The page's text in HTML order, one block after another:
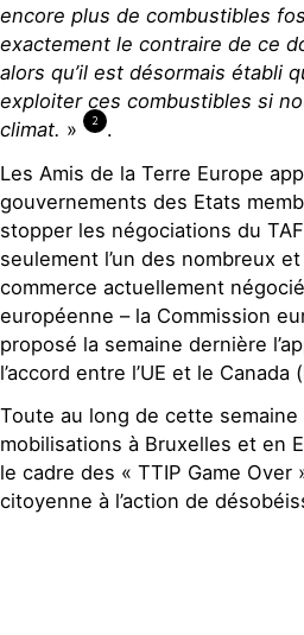
encore plus de combustibles
exactement le contraire de ce
alors qu’il est désormais établi
exploiter ces combustibles si
climat. » 2
.
Les Amis de la Terre Europe
gouvernements des Etats
stopper les négociations du
seulement l’un des nombreux
commerce actuellement
européenne – la Commission
proposé la semaine dernière
l’accord entre l’UE et le Canada
Toute au long de cette
mobilisations à Bruxelles et en
le cadre des « TTIP Game Over
citoyenne à l’action de